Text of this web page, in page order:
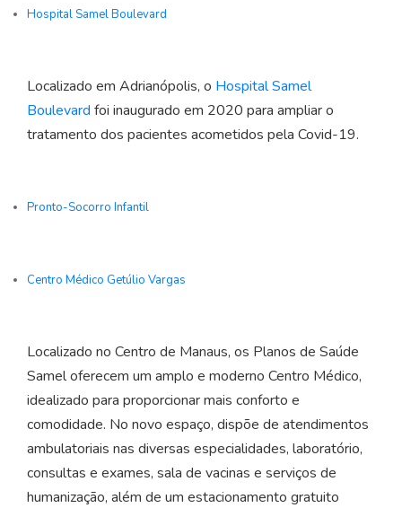
Hospital Samel Boulevard
Localizado em Adrianópolis, o Hospital Samel
Boulevard foi inaugurado em 2020 para ampliar o
tratamento dos pacientes acometidos pela Covid-19.
Pronto-Socorro Infantil
Centro Médico Getúlio Vargas
Localizado no Centro de Manaus, os Planos de Saúde
Samel oferecem um amplo e moderno Centro Médico,
idealizado para proporcionar mais conforto e
comodidade. No novo espaço, dispõe de atendimentos
ambulatoriais nas diversas especialidades, laboratório,
consultas e exames, sala de vacinas e serviços de
humanização, além de um estacionamento gratuito